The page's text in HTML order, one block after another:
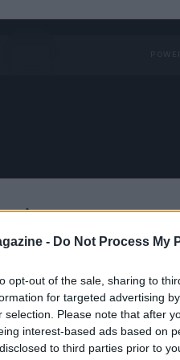
- Do Not Process My
opt-out of the sale, sharing to
for targeted advertising
selection. Please note that after
interest-based ads based on
to third parties prior to
come un evento senza
angolo del pianeta.
omaggio a una figura
si terrà sabato 26
che rappresenta il